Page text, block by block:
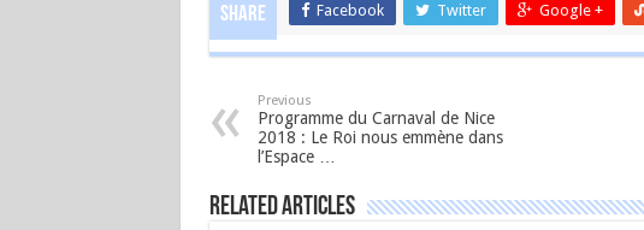
Share Facebook Twitter Google +
Previous
Programme du Carnaval de Nice
2018 : Le Roi nous emmène dans
l’Espace …
Related Articles